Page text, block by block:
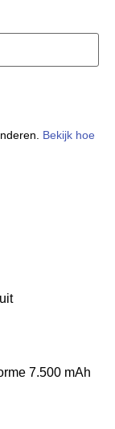
Bekijk hoe
7.500 mAh